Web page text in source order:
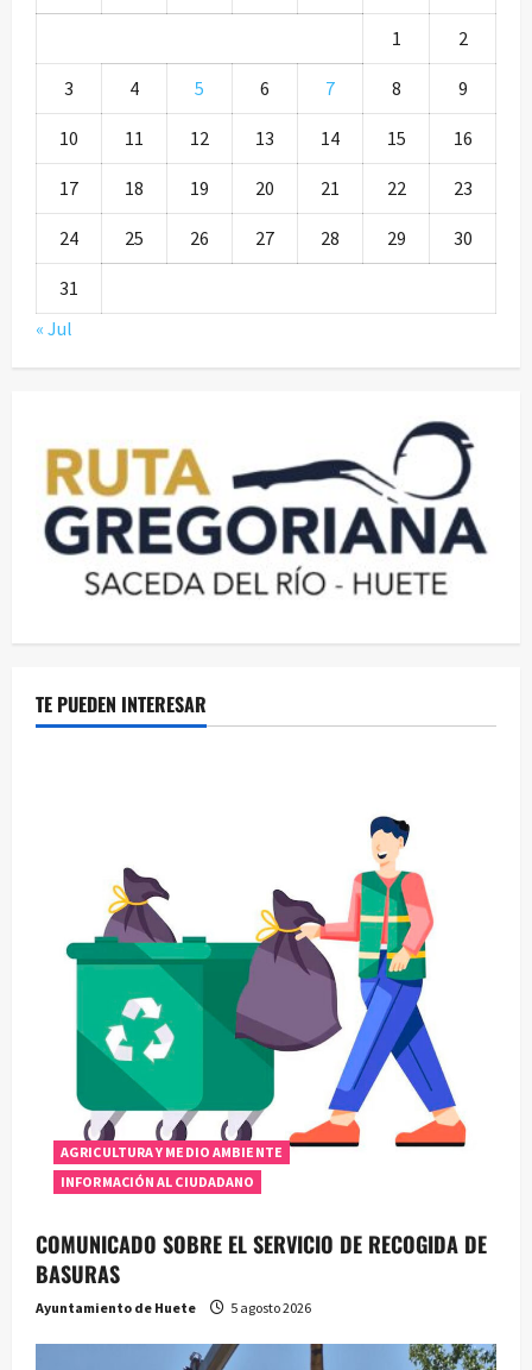
1 2
3 4 5 6 7 8 9
10 11 12 13 14 15 16
17 18 19 20 21 22 23
24 25 26 27 28 29 30
31
« Jul
TE PUEDEN INTERESAR
AGRICULTURA Y MEDIO AMBIENTE
INFORMACIÓN AL CIUDADANO
COMUNICADO SOBRE EL SERVICIO DE RECOGIDA DE
BASURAS
Ayuntamiento de Huete 5 agosto 2026